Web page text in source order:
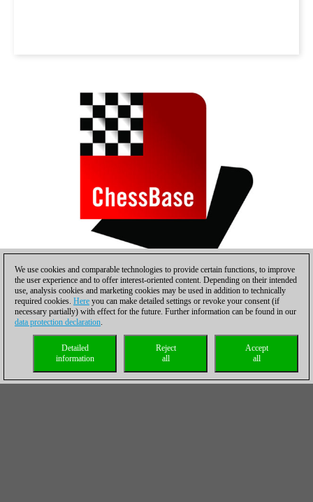
Iulija Osmak | Foto: Gabriel Obadă (ECU)
We use cookies and comparable technologies to provide certain functions, to improve
the user experience and to offer interest-oriented content. Depending on their intended
use, analysis cookies and marketing cookies may be used in addition to technically
required cookies. Here you can make detailed settings or revoke your consent (if
necessary partially) with effect for the future. Further information can be found in our
data protection declaration.
Accept
all
Reject
all
Detailed
information